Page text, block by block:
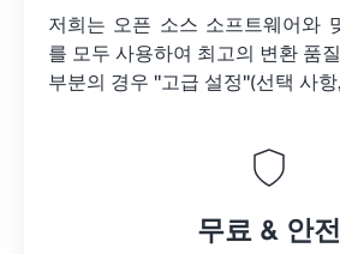
저희는 오픈 소스 소프트웨어와
를 모두 사용하여 최고의 변환 품
부분의 경우 "고급 설정"(선택 사항,
무료 & 안전